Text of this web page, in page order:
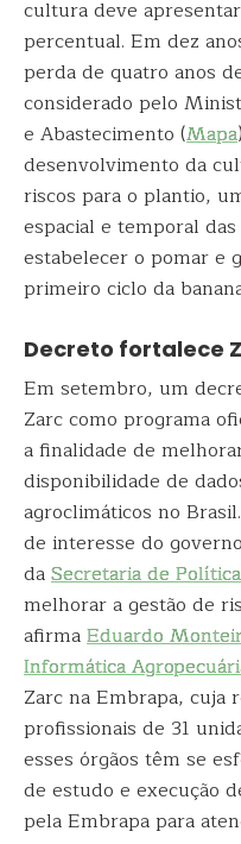
cultura deve
percentual. Em dez
perda de quatro anos
considerado pelo
e Abastecimento (Mapa
desenvolvimento da
riscos para o plantio,
espacial e temporal
estabelecer o pomar e
primeiro ciclo da
Decreto fortalece
Em setembro, um
Zarc como programa
a finalidade de
disponibilidade de
agroclimáticos no
de interesse do
daSecretaria de
melhorar a gestão de
afirmaEduardo
Informática
Zarc na Embrapa, cuja
profissionais de 31
esses órgãos têm se
de estudo e execução
pela Embrapa para